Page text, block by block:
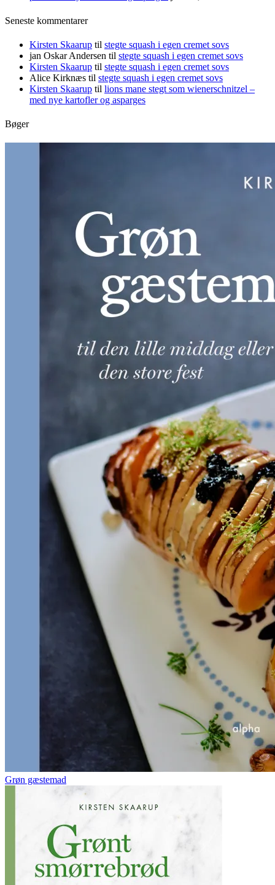
Seneste kommentarer
Kirsten Skaarup til stegte squash i egen cremet sovs
jan Oskar Andersen til stegte squash i egen cremet sovs
Kirsten Skaarup til stegte squash i egen cremet sovs
Alice Kirknæs til stegte squash i egen cremet sovs
Kirsten Skaarup til lions mane stegt som wienerschnitzel –
med nye kartofler og asparges
Bøger
Grøn gæstemad